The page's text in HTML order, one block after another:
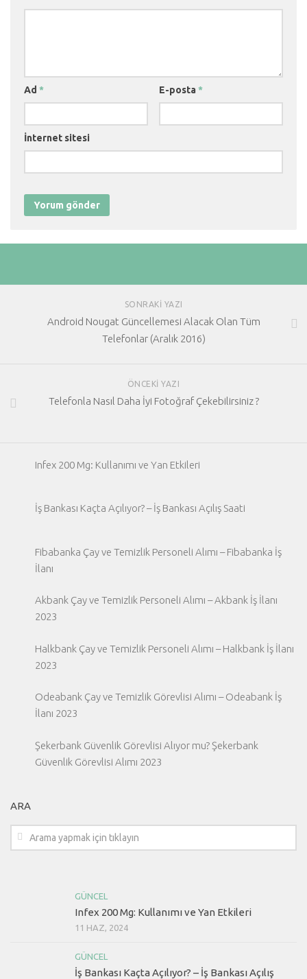
Ad * E-posta *
İnternet sitesi
SONRAKI YAZI
Android Nougat Güncellemesi Alacak Olan Tüm
Telefonlar (Aralık 2016)
ÖNCEKI YAZI
Telefonla Nasıl Daha İyi Fotoğraf Çekebilirsiniz ?
Infex 200 Mg: Kullanımı ve Yan Etkileri
İş Bankası Kaçta Açılıyor? – İş Bankası Açılış Saati
Fibabanka Çay ve Temizlik Personeli Alımı – Fibabanka İş
İlanı
Akbank Çay ve Temizlik Personeli Alımı – Akbank İş İlanı
2023
Halkbank Çay ve Temizlik Personeli Alımı – Halkbank İş İlanı
2023
Odeabank Çay ve Temizlik Görevlisi Alımı – Odeabank İş
İlanı 2023
Şekerbank Güvenlik Görevlisi Alıyor mu? Şekerbank
Güvenlik Görevlisi Alımı 2023
ARA
GÜNCEL
Infex 200 Mg: Kullanımı ve Yan Etkileri
11 HAZ, 2024
GÜNCEL
İş Bankası Kaçta Açılıyor? – İş Bankası Açılış